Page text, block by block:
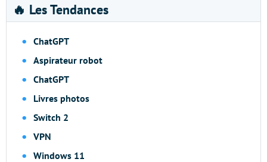
🔥 Les Tendances
ChatGPT
Aspirateur robot
ChatGPT
Livres photos
Switch 2
VPN
Windows 11